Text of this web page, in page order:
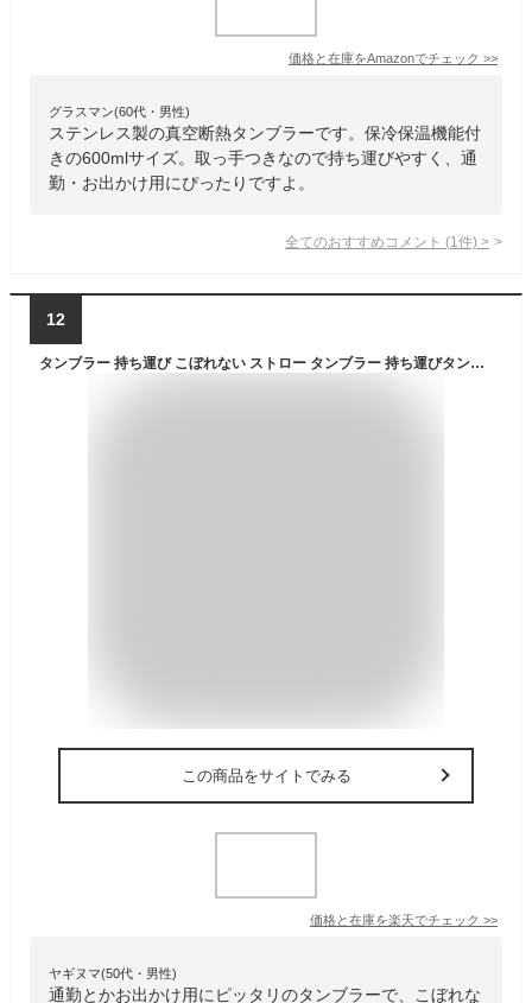
価格と在庫をAmazonでチェック >>
グラスマン(60代・男性)
ステンレス製の真空断熱タンブラーです。保冷保温機能付
きの600mlサイズ。取っ手つきなので持ち運びやすく、通
勤・お出かけ用にぴったりですよ。
全てのおすすめコメント (1 件) >
12
タンブラー 持ち運び こぼれない ストロー タンブラー 持ち運びタンブラー 保温 保冷 蓋付き 水筒 ストロータンブラー マグ スポーツ オフィス ジャグ 取っ手 2way コーヒー 304ステンレス 広口 おしゃれ 韓国 小物 食器 真空 ボトル
この商品をサイトでみる
価格と在庫を楽天でチェック >>
ヤギヌマ(50代・男性)
通勤とかお出かけ用にピッタリのタンブラーで、こぼれな